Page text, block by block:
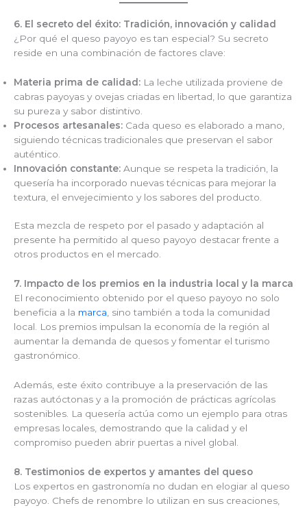
6. El secreto del éxito: Tradición, innovación y calidad
¿Por qué el queso payoyo es tan especial? Su secreto
reside en una combinación de factores clave:
Materia prima de calidad: La leche utilizada proviene de
cabras payoyas y ovejas criadas en libertad, lo que garantiza
su pureza y sabor distintivo.
Procesos artesanales: Cada queso es elaborado a mano,
siguiendo técnicas tradicionales que preservan el sabor
auténtico.
Innovación constante: Aunque se respeta la tradición, la
quesería ha incorporado nuevas técnicas para mejorar la
textura, el envejecimiento y los sabores del producto.
Esta mezcla de respeto por el pasado y adaptación al
presente ha permitido al queso payoyo destacar frente a
otros productos en el mercado.
7. Impacto de los premios en la industria local y la marca
El reconocimiento obtenido por el queso payoyo no solo
beneficia a la marca , sino también a toda la comunidad
local. Los premios impulsan la economía de la región al
aumentar la demanda de quesos y fomentar el turismo
gastronómico.
Además, este éxito contribuye a la preservación de las
razas autóctonas y a la promoción de prácticas agrícolas
sostenibles. La quesería actúa como un ejemplo para otras
empresas locales, demostrando que la calidad y el
compromiso pueden abrir puertas a nivel global.
8. Testimonios de expertos y amantes del queso
Los expertos en gastronomía no dudan en elogiar al queso
payoyo. Chefs de renombre lo utilizan en sus creaciones,